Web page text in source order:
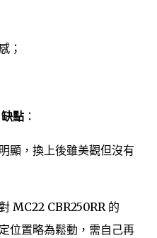
；
缺點 ：
顯，換上後雖美觀但沒有
MC22 CBR250RR 的
位置略為鬆動，需自己再